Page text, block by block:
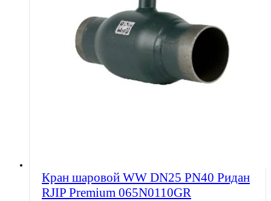
Кран шаровой WW DN25 PN40 Ридан
RJIP Premium 065N0110GR